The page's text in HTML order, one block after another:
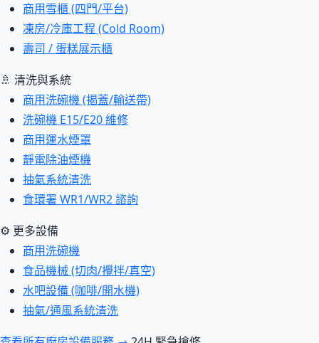
商用雪櫃 (四門/平台)
凍房/冷庫工程 (Cold Room)
壽司 / 蛋糕展示櫃
🚿 清洗與系統
商用洗碗機 (揭蓋/輸送帶)
洗碗機 E15/E20 維修
商用運水煙罩
靜電除油煙機
抽氣系統清洗
食環署 WR1/WR2 諮詢
⚙ 更多設備
商用洗碗機
食品機械 (切肉/攪拌/真空)
水吧設備 (咖啡/開水機)
抽氣/通風系統清洗